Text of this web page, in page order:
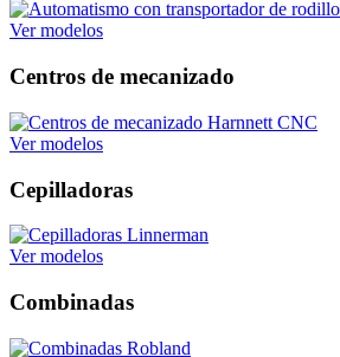
Ver modelos
Centros de mecanizado
Ver modelos
Cepilladoras
Ver modelos
Combinadas